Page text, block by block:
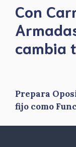
Con
​cambia
Prepara
fijo como